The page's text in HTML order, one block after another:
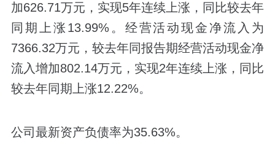
加626.71万元，实现5年连续上涨，同比较去年
同期上涨13.99%。经营活动现金净流入为
7366.32万元，较去年同报告期经营活动现金净
流入增加802.14万元，实现2年连续上涨，同比
较去年同期上涨12.22%。
公司最新资产负债率为35.63%。